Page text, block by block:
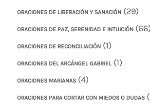
ORACIONES DE LIBERACIÓN Y SANACIÓN (29)
ORACIONES DE PAZ, SERENIDAD E INTUICIÓN (66)
ORACIONES DE RECONCILIACIÓN (1)
ORACIONES DEL ARCÁNGEL GABRIEL (1)
ORACIONES MARIANAS (4)
ORACIONES PARA CORTAR CON MIEDOS O DUDAS